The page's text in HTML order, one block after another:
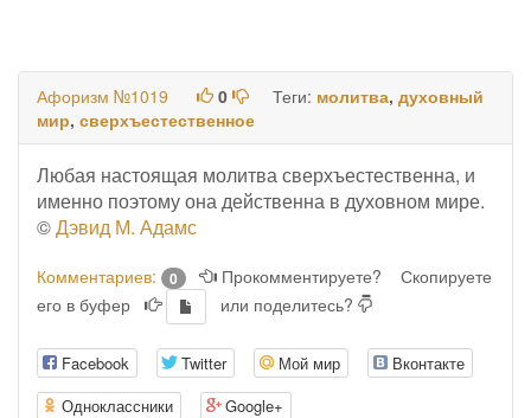
Афоризм №1019 0 Теги: молитва, духовный
мир, сверхъестественное
Любая настоящая молитва сверхъестественна, и
именно поэтому она действенна в духовном мире.
©Дэвид М. Адамс
Комментариев: 0 Прокомментируете?
Скопируете
его в буфер
или поделитесь?
Facebook Twitter Мой мир
Вконтакте
Одноклассники
Google+